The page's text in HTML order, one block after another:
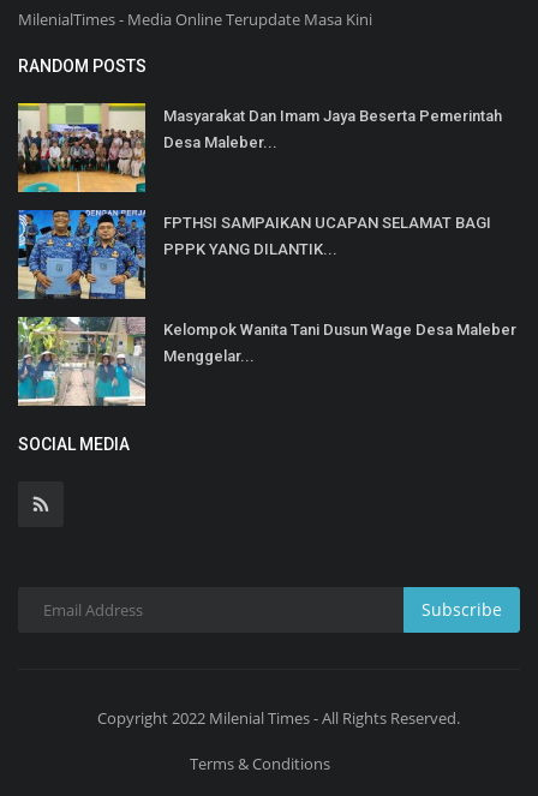
MilenialTimes - Media Online Terupdate Masa Kini
RANDOM POSTS
Masyarakat Dan Imam Jaya Beserta Pemerintah
Desa Maleber...
FPTHSI SAMPAIKAN UCAPAN SELAMAT BAGI
PPPK YANG DILANTIK...
Kelompok Wanita Tani Dusun Wage Desa Maleber
Menggelar...
SOCIAL MEDIA
Subscribe
Copyright 2022 Milenial Times - All Rights Reserved.
Terms & Conditions